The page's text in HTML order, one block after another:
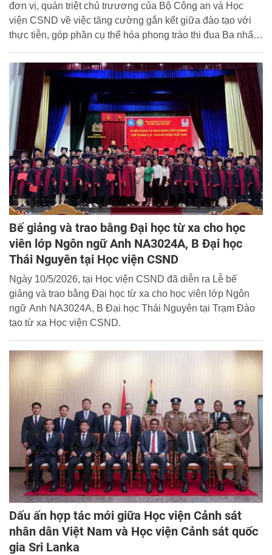
đơn vị, quán triệt chủ trưương của Bộ Công an và Học
viện CSND về việc tăng cường gắn kết giữa đào tạo với
thực tiễn, góp phần cụ thể hóa phong trào thi đua Ba nhất:
lượng Công an nhân dân, được sự đồng ý của Ban Giám
đốc Học viện, ngày 11/5/2026, tại trụ sở Công an phường
Ô Chợ Dừa, thành phố Hà Nội, Khoa Nghiệp vụ Điều tra
hình sự (NVĐT) - Học viện CSND và Công an phường Ô
Chợ Dừa đã tổ chức Chương trình kết nghĩa, ký kết Quy
chế phối hợp công tác giữa hai đơn vị.
Bế giảng và trao bằng Đại học từ xa cho học
viên lớp Ngôn ngữ Anh NA3024A, B Đại học
Thái Nguyên tại Học viện CSND
Ngày 10/5/2026, tại Học viện CSND đã diễn ra Lễ bế
giảng và trao bằng Đại học từ xa cho học viên lớp Ngôn
ngữ Anh NA3024A, B Đại học Thái Nguyên tại Trạm Đào
tạo từ xa Học viện CSND.
Dấu ấn hợp tác mới giữa Học viện Cảnh sát
nhân dân Việt Nam và Học viện Cảnh sát quốc
gia Sri Lanka